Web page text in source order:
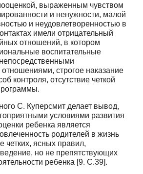
выраженным чувством
и ненужности, малой
и неудовлетворенностью в
имели отрицательный
отношений, в котором
воспитательные
строгое наказание
контроля, отсутствие четкой
С. Куперсмит делает вывод,
условиями развития
ребенка является
родителей в жизнь
четких, ясных правил,
но не препятствующих
ребенка [9. С.39].